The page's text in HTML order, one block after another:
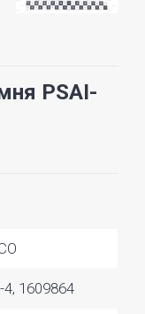
PSAI-
4, 1609864